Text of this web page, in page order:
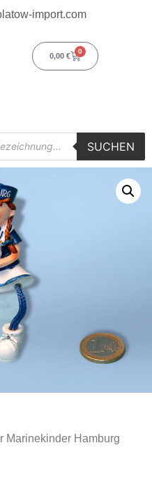
import.com
0,00 €
0
SUCHEN
Marinekinder Hamburg